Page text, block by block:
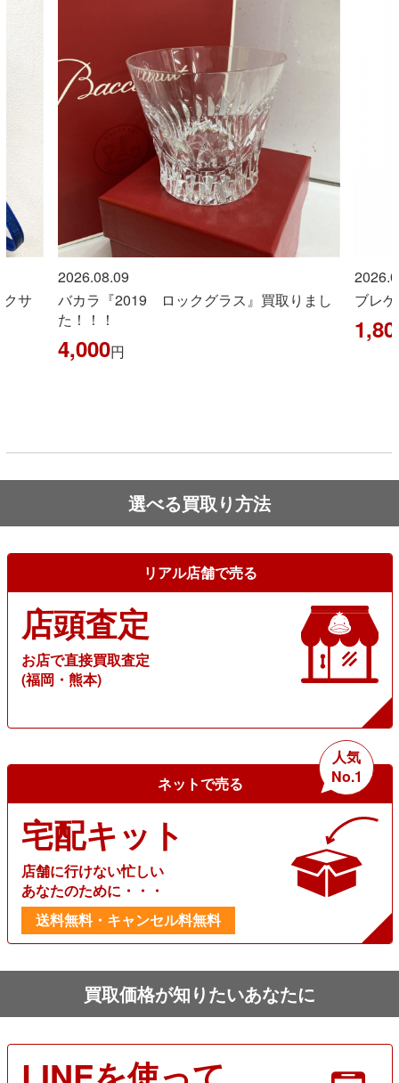
ス』買取りまし
ブレゲ『タイプXXI』 買取りました！！
選べる買取り方法
リアル店舗で売る
店頭査定
お店で直接買取査定
(福岡・熊本)
ネットで売る
人気
No.1
宅配キット
店舗に行けない忙しい
あなたのために・・・
送料無料・キャンセル料無料
買取価格が知りたいあなたに